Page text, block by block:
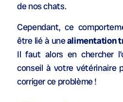
de nos chats.
Cependant, ce
être lié à unealimentation
Il faut alors en chercher
conseil à votre vétérinaire
corriger ce problème !